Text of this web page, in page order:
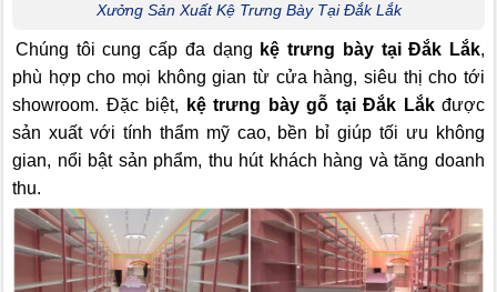
Xưởng Sản Xuất Kệ Trưng Bày Tại Đắk Lắk
Chúng tôi cung cấp đa dạng kệ trưng bày tại Đắk Lắk,
phù hợp cho mọi không gian từ cửa hàng, siêu thị cho tới
showroom. Đặc biệt,
kệ trưng bày gỗ tại Đắk Lắkđược
sản xuất với tính thẩm mỹ cao, bền bỉ giúp tối ưu không
gian, nổi bật sản phẩm, thu hút khách hàng và tăng doanh
thu.